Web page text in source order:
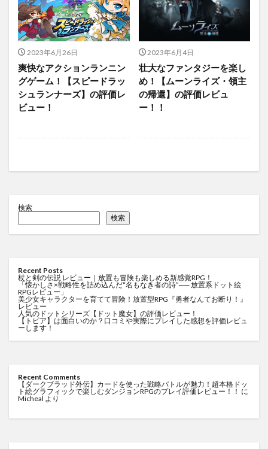
2023年6月26日
爽快なアクションランニン
グゲーム！【スピードラッ
シュランナーズ】の評価レ
ビュー！
2023年6月4日
壮大なファンタジーを楽し
め！【ムーンライズ・領主
の帰還】の評価レビュ
ー！！
検索
検索
Recent Posts
杖と剣の伝説 レビュー｜放置も冒険も楽しめる新感覚RPG！
「懐かしさ×戦略性を詰め込んだ“名もなき者の詩”── 放置系ドット絵
RPGレビュー」
美少女キャラクターを育てて冒険！放置型RPG『勇者なんてお断り！』
レビュー
人気のドットシリーズ【ドット魔女】の評価レビュー！
【トピア】は面白いのか？口コミや実際にプレイした感想を評価レビュ
ーします！
Recent Comments
【ダークブラッド外伝】カードを使った戦略バトルが魅力！超本格ドッ
ト絵グラフィックで楽しむダンジョンRPGのプレイ評価レビュー！！ に
Micheal より